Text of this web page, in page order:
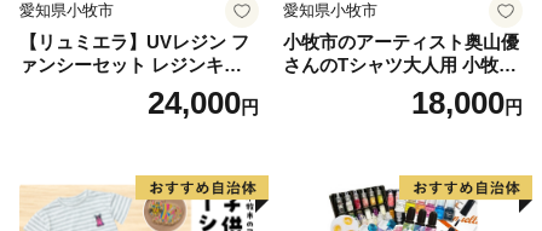
ます。
アドレス：furusatonozei@city.kunisaki.lg.jp
FAX：0978-72-5182
愛知県小牧市
【リュミエラ】UVレジン フ
ァンシーセット レジンキッ
ト ハンドメイド レジンクラ
フト アクセサリーキット 手
24,000円
愛知県小牧市
小牧市のアーティスト奥山優
さんのTシャツ大人用 小牧市
18,000円